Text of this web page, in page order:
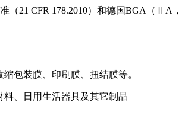
（21 CFR 178.2010）和德国BGA （ ⅡA ，
包装膜、印刷膜、扭结膜等。
、日用生活器具及其它制品